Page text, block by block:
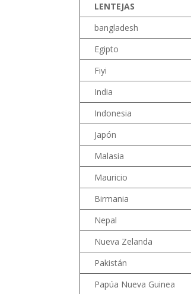
LENTEJAS
bangladesh
Egipto
Fiyi
India
Indonesia
Japón
Malasia
Mauricio
Birmania
Nepal
Nueva Zelanda
Pakistán
Papúa Nueva Guinea